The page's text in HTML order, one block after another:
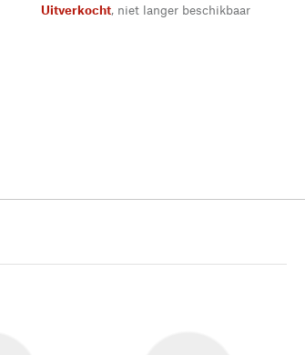
Uitverkocht, niet langer beschikbaar